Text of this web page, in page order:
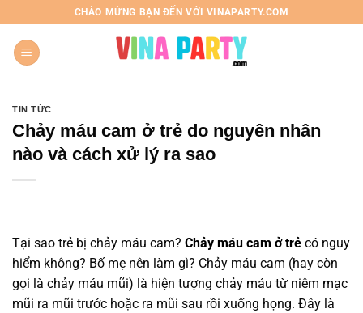
đến
nội
dung
CHÀO MỪNG BẠN ĐẾN VỚI VINAPARTY.COM
TIN TỨC
Chảy máu cam ở trẻ do nguyên nhân
nào và cách xử lý ra sao
Tại sao trẻ bị chảy máu cam? Chảy máu cam ở trẻ có nguy
hiểm không? Bố mẹ nên làm gì? Chảy máu cam (hay còn
gọi là chảy máu mũi) là hiện tượng chảy máu từ niêm mạc
mũi ra mũi trước hoặc ra mũi sau rồi xuống họng. Đây là